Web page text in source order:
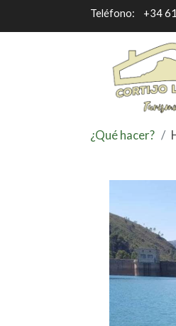
Teléfono: +34
¿Qué hacer?